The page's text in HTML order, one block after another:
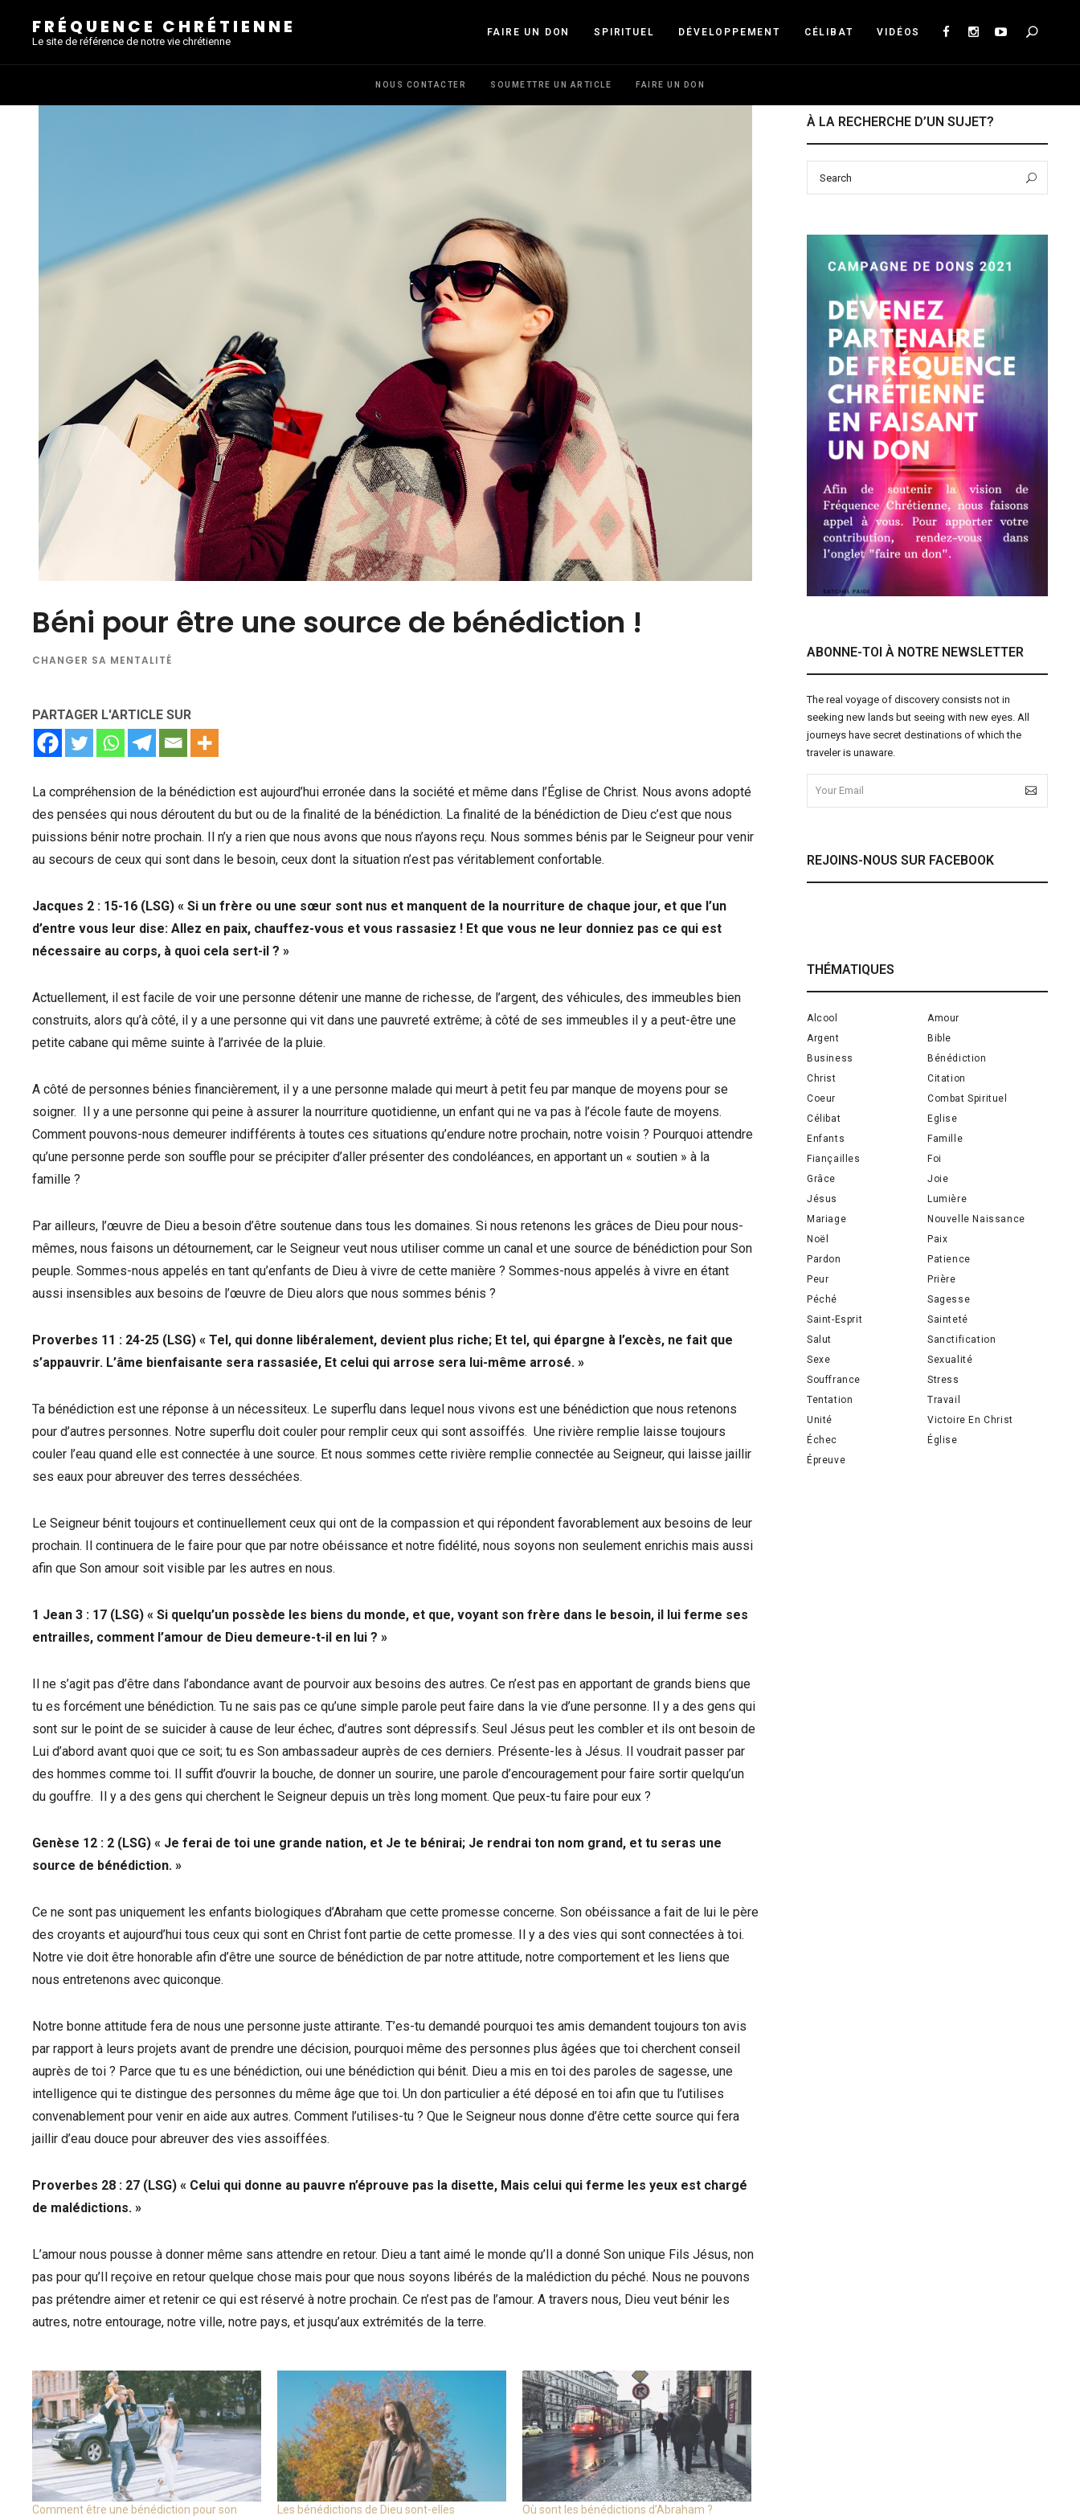
FRÉQUENCE CHRÉTIENNE
Le site de référence de notre vie chrétienne
FAIRE UN DON SPIRITUEL DÉVELOPPEMENT CÉLIBAT VIDÉOS
NOUS CONTACTER SOUMETTRE UN ARTICLE FAIRE UN DON
Béni pour être une source de bénédiction !
CHANGER SA MENTALITÉ
PARTAGER L'ARTICLE SUR
La compréhension de la bénédiction est aujourd’hui erronée dans la société et même dans l’Église de Christ. Nous avons adopté
des pensées qui nous déroutent du but ou de la finalité de la bénédiction. La finalité de la bénédiction de Dieu c’est que nous
puissions bénir notre prochain. Il n’y a rien que nous avons que nous n’ayons reçu. Nous sommes bénis par le Seigneur pour venir
au secours de ceux qui sont dans le besoin, ceux dont la situation n’est pas véritablement confortable.
Jacques 2 : 15-16 (LSG) « Si un frère ou une sœur sont nus et manquent de la nourriture de chaque jour, et que l’un
d’entre vous leur dise: Allez en paix, chauffez-vous et vous rassasiez ! Et que vous ne leur donniez pas ce qui est
nécessaire au corps, à quoi cela sert-il ? »
Actuellement, il est facile de voir une personne détenir une manne de richesse, de l’argent, des véhicules, des immeubles bien
construits, alors qu’à côté, il y a une personne qui vit dans une pauvreté extrême; à côté de ses immeubles il y a peut-être une
petite cabane qui même suinte à l’arrivée de la pluie.
A côté de personnes bénies financièrement, il y a une personne malade qui meurt à petit feu par manque de moyens pour se
soigner. Il y a une personne qui peine à assurer la nourriture quotidienne, un enfant qui ne va pas à l’école faute de moyens.
Comment pouvons-nous demeurer indifférents à toutes ces situations qu’endure notre prochain, notre voisin ? Pourquoi attendre
qu’une personne perde son souffle pour se précipiter d’aller présenter des condoléances, en apportant un « soutien » à la
famille ?
Par ailleurs, l’œuvre de Dieu a besoin d’être soutenue dans tous les domaines. Si nous retenons les grâces de Dieu pour nous-
mêmes, nous faisons un détournement, car le Seigneur veut nous utiliser comme un canal et une source de bénédiction pour Son
peuple. Sommes-nous appelés en tant qu’enfants de Dieu à vivre de cette manière ? Sommes-nous appelés à vivre en étant
aussi insensibles aux besoins de l’œuvre de Dieu alors que nous sommes bénis ?
Proverbes 11 : 24-25 (LSG) « Tel, qui donne libéralement, devient plus riche; Et tel, qui épargne à l’excès, ne fait que
s’appauvrir. L’âme bienfaisante sera rassasiée, Et celui qui arrose sera lui-même arrosé. »
Ta bénédiction est une réponse à un nécessiteux. Le superflu dans lequel nous vivons est une bénédiction que nous retenons
pour d’autres personnes. Notre superflu doit couler pour remplir ceux qui sont assoiffés. Une rivière remplie laisse toujours
couler l’eau quand elle est connectée à une source. Et nous sommes cette rivière remplie connectée au Seigneur, qui laisse jaillir
ses eaux pour abreuver des terres desséchées.
Le Seigneur bénit toujours et continuellement ceux qui ont de la compassion et qui répondent favorablement aux besoins de leur
prochain. Il continuera de le faire pour que par notre obéissance et notre fidélité, nous soyons non seulement enrichis mais aussi
afin que Son amour soit visible par les autres en nous.
1 Jean 3 : 17 (LSG) « Si quelqu’un possède les biens du monde, et que, voyant son frère dans le besoin, il lui ferme ses
entrailles, comment l’amour de Dieu demeure-t-il en lui ? »
Il ne s’agit pas d’être dans l’abondance avant de pourvoir aux besoins des autres. Ce n’est pas en apportant de grands biens que
tu es forcément une bénédiction. Tu ne sais pas ce qu’une simple parole peut faire dans la vie d’une personne. Il y a des gens qui
sont sur le point de se suicider à cause de leur échec, d’autres sont dépressifs. Seul Jésus peut les combler et ils ont besoin de
Lui d’abord avant quoi que ce soit; tu es Son ambassadeur auprès de ces derniers. Présente-les à Jésus. Il voudrait passer par
des hommes comme toi. Il suffit d’ouvrir la bouche, de donner un sourire, une parole d’encouragement pour faire sortir quelqu’un
du gouffre. Il y a des gens qui cherchent le Seigneur depuis un très long moment. Que peux-tu faire pour eux ?
Genèse 12 : 2 (LSG) « Je ferai de toi une grande nation, et Je te bénirai; Je rendrai ton nom grand, et tu seras une
source de bénédiction. »
Ce ne sont pas uniquement les enfants biologiques d’Abraham que cette promesse concerne. Son obéissance a fait de lui le père
des croyants et aujourd’hui tous ceux qui sont en Christ font partie de cette promesse. Il y a des vies qui sont connectées à toi.
Notre vie doit être honorable afin d’être une source de bénédiction de par notre attitude, notre comportement et les liens que
nous entretenons avec quiconque.
Notre bonne attitude fera de nous une personne juste attirante. T’es-tu demandé pourquoi tes amis demandent toujours ton avis
par rapport à leurs projets avant de prendre une décision, pourquoi même des personnes plus âgées que toi cherchent conseil
auprès de toi ? Parce que tu es une bénédiction, oui une bénédiction qui bénit. Dieu a mis en toi des paroles de sagesse, une
intelligence qui te distingue des personnes du même âge que toi. Un don particulier a été déposé en toi afin que tu l’utilises
convenablement pour venir en aide aux autres. Comment l’utilises-tu ? Que le Seigneur nous donne d’être cette source qui fera
jaillir d’eau douce pour abreuver des vies assoiffées.
Proverbes 28 : 27 (LSG) « Celui qui donne au pauvre n’éprouve pas la disette, Mais celui qui ferme les yeux est chargé
de malédictions. »
L’amour nous pousse à donner même sans attendre en retour. Dieu a tant aimé le monde qu’Il a donné Son unique Fils Jésus, non
pas pour qu’Il reçoive en retour quelque chose mais pour que nous soyons libérés de la malédiction du péché. Nous ne pouvons
pas prétendre aimer et retenir ce qui est réservé à notre prochain. Ce n’est pas de l’amour. A travers nous, Dieu veut bénir les
autres, notre entourage, notre ville, notre pays, et jusqu’aux extrémités de la terre.
Comment être une bénédiction pour son
Les bénédictions de Dieu sont-elles
Où sont les bénédictions d’Abraham ?
À LA RECHERCHE D’UN SUJET?
ABONNE-TOI À NOTRE NEWSLETTER
The real voyage of discovery consists not in
seeking new lands but seeing with new eyes. All
journeys have secret destinations of which the
traveler is unaware.
REJOINS-NOUS SUR FACEBOOK
THÉMATIQUES
Alcool
Amour
Argent
Bible
Business
Bénédiction
Christ
Citation
Coeur
Combat Spirituel
Célibat
Eglise
Enfants
Famille
Fiançailles
Foi
Grâce
Joie
Jésus
Lumière
Mariage
Nouvelle Naissance
Noël
Paix
Pardon
Patience
Peur
Prière
Péché
Sagesse
Saint-Esprit
Sainteté
Salut
Sanctification
Sexe
Sexualité
Souffrance
Stress
Tentation
Travail
Unité
Victoire En Christ
Échec
Église
Épreuve